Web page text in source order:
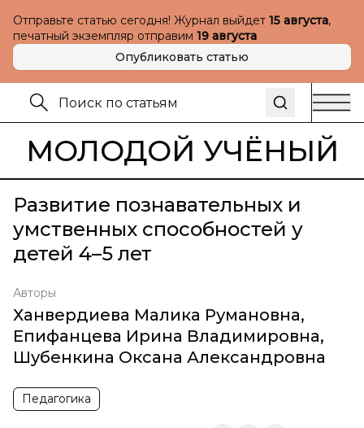
Отправьте статью сегодня! Журнал выйдет 15 августа,
печатный экземпляр отправим 19 августа
Опубликовать статью
МОЛОДОЙ УЧЁНЫЙ
Развитие познавательных и
умственных способностей у
детей 4–5 лет
Авторы
Ханвердиева Малика Румановна,
Епифанцева Ирина Владимировна,
Шубенкина Оксана Александровна
Педагогика